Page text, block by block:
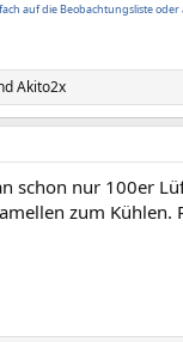
auf die Beobachtungsliste
Akito2x
schon nur 100er
zum Kühlen.